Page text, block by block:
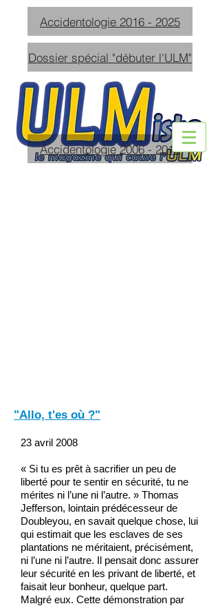
Accidentologie 2016 - 2025
Dossier spécial "débuter l'ULM"
Accidentologie 2006 - 2015
"Allo, t'es où ?"
23 avril 2008
« Si tu es prêt à sacrifier un peu de
liberté pour te sentir en sécurité, tu ne
mérites ni l’une ni l’autre. » Thomas
Jefferson, lointain prédécesseur de
Doubleyou, en savait quelque chose, lui
qui estimait que les esclaves de ses
plantations ne méritaient, précisément,
ni l’une ni l’autre. Il pensait donc assurer
leur sécurité en les privant de liberté, et
faisait leur bonheur, quelque part.
Malgré eux. Cette démonstration par